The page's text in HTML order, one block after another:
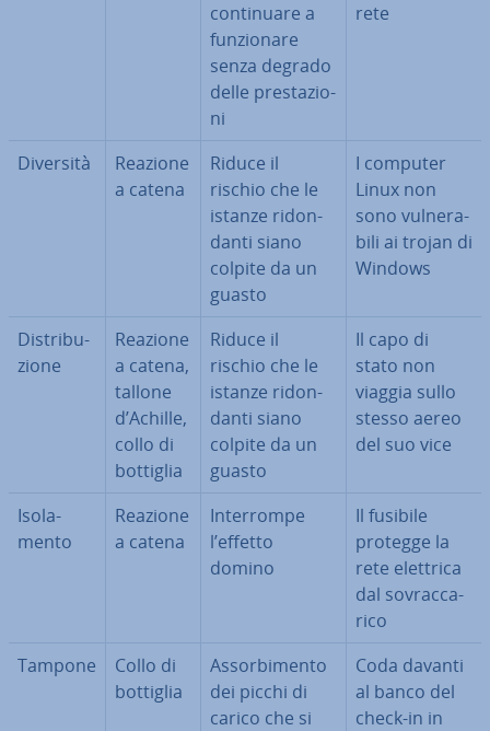
con­ti­nua­re a
fun­zio­na­re
senza degrado
delle pre­sta­zio­
ni
rete
Diversità
Reazione
a catena
Riduce il
rischio che le
istanze ri­don­
dan­ti siano
colpite da un
guasto
I computer
Linux non
sono vul­ne­ra­
bi­li ai trojan di
Windows
Di­stri­bu­
zio­ne
Reazione
a catena,
tallone
d’Achille,
collo di
bottiglia
Riduce il
rischio che le
istanze ri­don­
dan­ti siano
colpite da un
guasto
Il capo di
stato non
viaggia sullo
stesso aereo
del suo vice
Iso­la­
men­to
Reazione
a catena
In­ter­rom­pe
l’effetto
domino
Il fusibile
protegge la
rete elettrica
dal so­vrac­ca­
ri­co
Tampone
Collo di
bottiglia
As­sor­bi­men­to
dei picchi di
carico che si
Coda davanti
al banco del
check-in in